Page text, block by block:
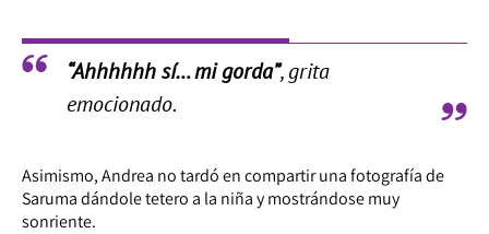
“Ahhhhhh sí… mi gorda”, grita
emocionado.
Asimismo, Andrea no tardó en compartir una fotografía de
Saruma dándole tetero a la niña y mostrándose muy
sonriente.